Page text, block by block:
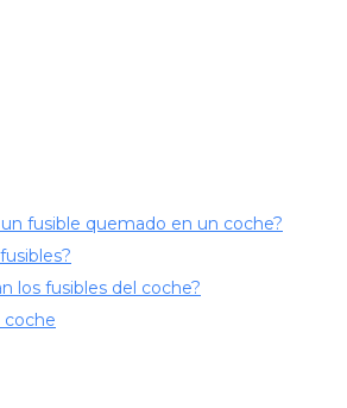
fusible quemado en un coche?
los fusibles del coche?
coche